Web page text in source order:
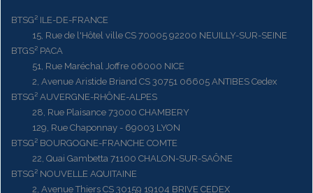
BTSG² ILE-DE-FRANCE
15, Rue de l'Hôtel ville CS 70005 92200 NEUILLY-SUR-SEINE
BTGS² PACA
51, Rue Maréchal Joffre 06000 NICE
2, Avenue Aristide Briand CS 30751 06605 ANTIBES Cedex
BTSG² AUVERGNE-RHÔNE-ALPES
28, Rue Plaisance 73000 CHAMBERY
129, Rue Chaponnay - 69003 LYON
BTSG² BOURGOGNE-FRANCHE COMTE
22, Quai Gambetta 71100 CHALON-SUR-SAÔNE
BTSG² NOUVELLE AQUITAINE
2, Avenue Thiers CS 30159 19104 BRIVE CEDEX